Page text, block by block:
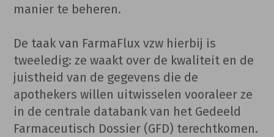
manier te beheren.
De taak van FarmaFlux vzw hierbij is
tweeledig: ze waakt over de kwaliteit en de
juistheid van de gegevens die de
apothekers willen uitwisselen vooraleer ze
in de centrale databank van het Gedeeld
Farmaceutisch Dossier (GFD) terechtkomen.